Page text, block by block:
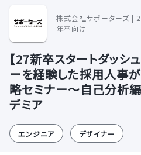
株式会社サポーターズ
年卒向け
【27新卒スタートダッシ
ーを経験した採用人事
略セミナー～自己分析
デミア
エンジニア デザイナー